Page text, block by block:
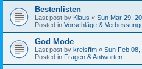
Bestenlisten
Last post by Klaus « Sun Mar 29,
Posted in Vorschläge &
God Mode
Last post by kreisffm « Sun Feb 08,
Posted in Fragen & Antworten